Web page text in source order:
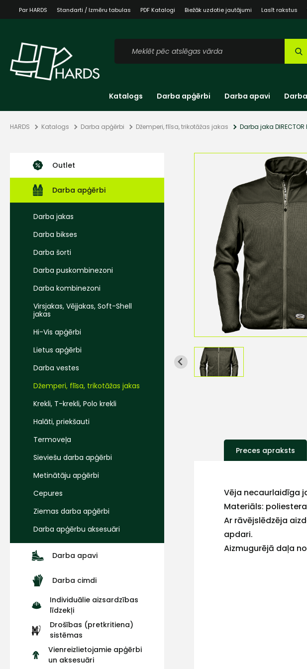
Par HARDS Standarti / Izmēru tabulas PDF Katalogi Biežāk uzdotie jautājumi Lasīt rakstus
Katalogs Darba apģērbi Darba apavi
HARDS Katalogs Darba apģērbi Džemperi, flīsa, trikotāžas jakas Darba jaka DIRECTOR
Outlet
Darba apģērbi
Darba jakas
Darba bikses
Darba šorti
Darba puskombinezoni
Darba kombinezoni
Virsjakas, Vējjakas, Soft-Shell
jakas
Hi-Vis apģērbi
Lietus apģērbi
Darba vestes
Džemperi, flīsa, trikotāžas jakas
Krekli, T-krekli, Polo krekli
Halāti, priekšauti
Termoveļa
Sieviešu darba apģērbi
Metinātāju apģērbi
Cepures
Ziemas darba apģērbi
Darba apģērbu aksesuāri
Darba apavi
Darba cimdi
Individuālie aizsardzības
līdzekļi
Drošības (pretkritiena)
sistēmas
Vienreizlietojamie apģērbi
un aksesuāri
Preces apraksts
Vēja necaurlaidīga
Materiāls:
Ar rāvējslēdzēja
apdari.
Aizmugurējā daļa